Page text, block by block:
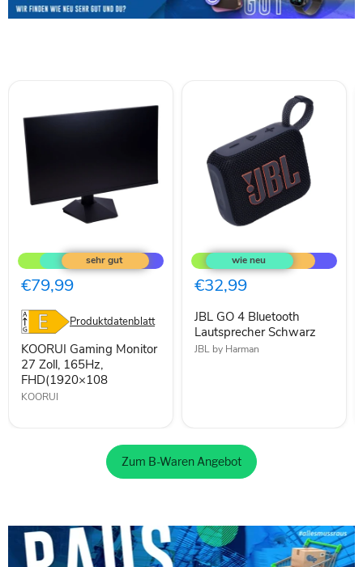
Gaming
Monitor
27
Zoll,
FHD(1920×108
€79,99
Produktdatenblatt
KOORUI Gaming Monitor
27 Zoll, 165Hz,
FHD(1920×108
KOORUI
GO
4
Bluetooth
Lautsprecher
€32,99
JBL GO 4 Bluetooth
Lautsprecher Schwarz
JBL by Harman
Zum B-Waren Angebot